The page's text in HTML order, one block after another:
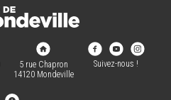
5 rue Chapron
14120 Mondeville
Suivez-nous !